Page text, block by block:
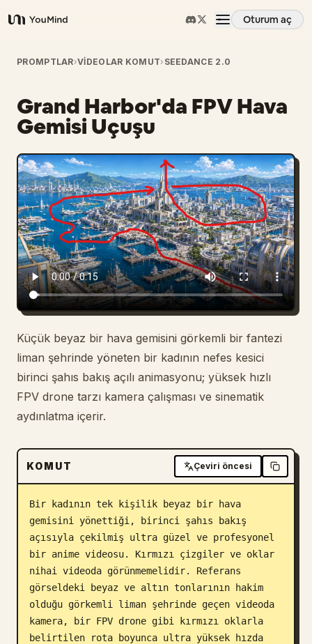
YouMind
Oturum aç
Genel Bakış
Kullanım Senaryoları
Beceriler
İstemler
Fiyatlandırma
İndir
Blog
Güncellemeler
PROMPTLAR›VIDEOLAR KOMUT› SEEDANCE 2.0
Grand Harbor'da FPV Hava
Gemisi Uçuşu
Küçük beyaz bir hava gemisini görkemli bir fantezi
liman şehrinde yöneten bir kadının nefes kesici
birinci şahıs bakış açılı animasyonu; yüksek hızlı
FPV drone tarzı kamera çalışması ve sinematik
aydınlatma içerir.
KOMUT Çeviri öncesi
Bir kadının tek kişilik beyaz bir hava
gemisini yönettiği, birinci şahıs bakış
açısıyla çekilmiş ultra güzel ve profesyonel
bir anime videosu. Kırmızı çizgiler ve oklar
nihai videoda görünmemelidir. Referans
görseldeki beyaz ve altın tonlarının hakim
olduğu görkemli liman şehrinde geçen videoda
kamera, bir FPV drone gibi kırmızı oklarla
belirtilen rota boyunca ultra yüksek hızda